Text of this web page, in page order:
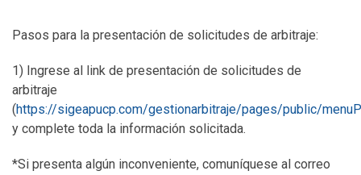
Pasos para la presentación de solicitudes de arbitraje:
1) Ingrese al link de presentación de solicitudes de
arbitraje
(https://sigeapucp.com/gestionarbitraje/pages/public/
y complete toda la información solicitada.
*Si presenta algún inconveniente, comuníquese al correo